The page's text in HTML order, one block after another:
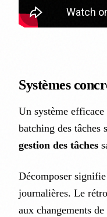
Systèmes
Un système
batching des
gestion des tâches
Décomposer
journalières. Le
aux changements